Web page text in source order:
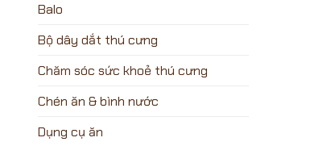
Balo
Bộ dây dắt thú cưng
Chăm sóc sức khoẻ thú cưng
Chén ăn & bình nước
Dụng cụ ăn